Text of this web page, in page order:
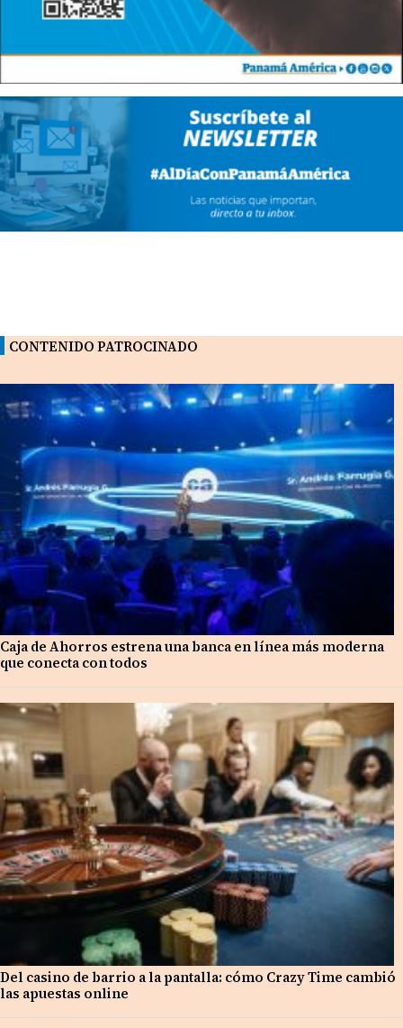
CONTENIDO PATROCINADO
Caja de Ahorros estrena una banca en línea más moderna
que conecta con todos
Del casino de barrio a la pantalla: cómo Crazy Time cambió
las apuestas online